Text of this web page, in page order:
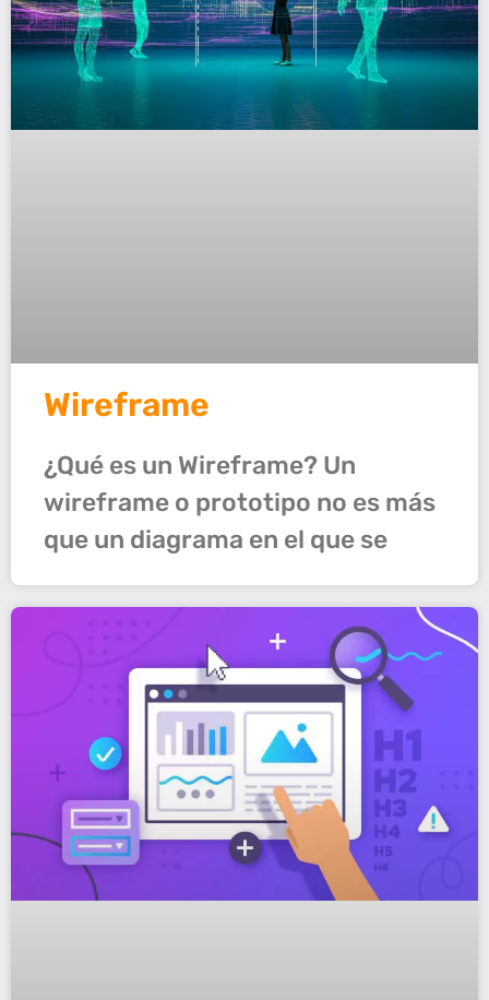
Wireframe
¿Qué es un Wireframe? Un
wireframe o prototipo no es más
que un diagrama en el que se